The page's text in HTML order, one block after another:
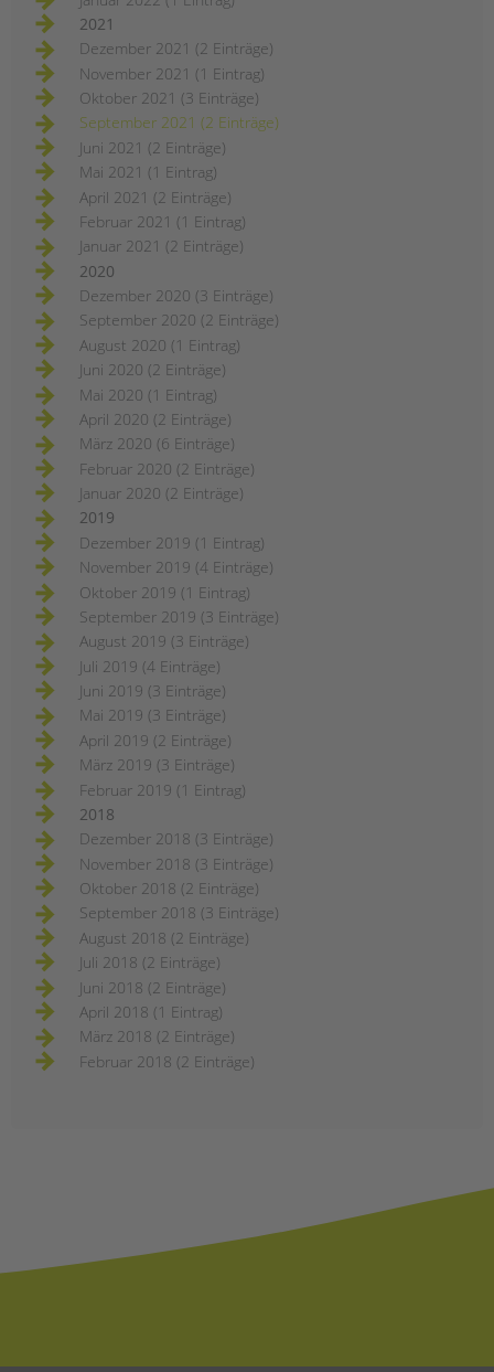
2021
Dezember 2021 (2 Einträge)
November 2021 (1 Eintrag)
Oktober 2021 (3 Einträge)
September 2021 (2 Einträge)
Juni 2021 (2 Einträge)
Mai 2021 (1 Eintrag)
April 2021 (2 Einträge)
Februar 2021 (1 Eintrag)
Januar 2021 (2 Einträge)
2020
Dezember 2020 (3 Einträge)
September 2020 (2 Einträge)
August 2020 (1 Eintrag)
Juni 2020 (2 Einträge)
Mai 2020 (1 Eintrag)
April 2020 (2 Einträge)
März 2020 (6 Einträge)
Februar 2020 (2 Einträge)
Januar 2020 (2 Einträge)
2019
Dezember 2019 (1 Eintrag)
November 2019 (4 Einträge)
Oktober 2019 (1 Eintrag)
September 2019 (3 Einträge)
August 2019 (3 Einträge)
Juli 2019 (4 Einträge)
Juni 2019 (3 Einträge)
Mai 2019 (3 Einträge)
April 2019 (2 Einträge)
März 2019 (3 Einträge)
Februar 2019 (1 Eintrag)
2018
Dezember 2018 (3 Einträge)
November 2018 (3 Einträge)
Oktober 2018 (2 Einträge)
September 2018 (3 Einträge)
August 2018 (2 Einträge)
Juli 2018 (2 Einträge)
Juni 2018 (2 Einträge)
April 2018 (1 Eintrag)
März 2018 (2 Einträge)
Februar 2018 (2 Einträge)